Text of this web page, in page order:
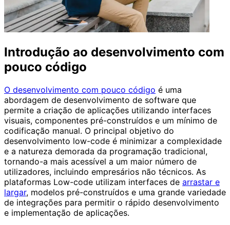
Introdução ao desenvolvimento com
pouco código
O desenvolvimento com pouco código é uma
abordagem de desenvolvimento de software que
permite a criação de aplicações utilizando interfaces
visuais, componentes pré-construídos e um mínimo de
codificação manual. O principal objetivo do
desenvolvimento low-code é minimizar a complexidade
e a natureza demorada da programação tradicional,
tornando-a mais acessível a um maior número de
utilizadores, incluindo empresários não técnicos. As
plataformas Low-code utilizam interfaces de arrastar e
largar, modelos pré-construídos e uma grande variedade
de integrações para permitir o rápido desenvolvimento
e implementação de aplicações.